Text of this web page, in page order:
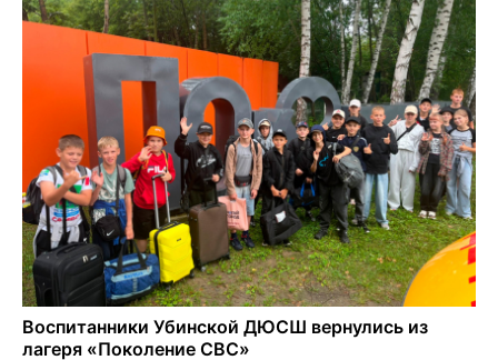
В Новосибирске «Лада» сбила восьмиклассника на
велосипеде
Новосибирцам назвали точное количество выходных
дней на праздники в 2027 году